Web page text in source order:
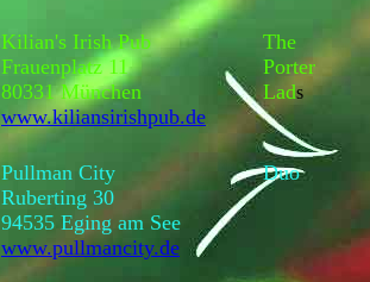
Kilian's Irish Pub
Frauenplatz 11
80331 München
www.kiliansirishpub.de
The
Porter
Lads
Pullman City
Ruberting 30
94535 Eging am See
www.pullmancity.de
Duo